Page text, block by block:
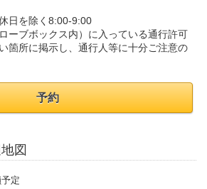
日を除く8:00-9:00
ーブボックス内）に入っている通行許可
箇所に掲示し、通行人等に十分ご注意の
予約
図
定